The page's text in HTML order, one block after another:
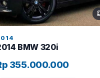
BMW 320i
355.000.000